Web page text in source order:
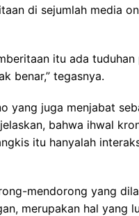
di sejumlah media
itu ada
benar,” tegasnya.
yang juga menjabat
bahwa ihwal
itu hanyalah
mendorong yang
merupakan hal yang